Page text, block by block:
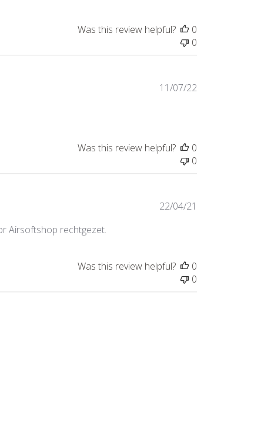
Was this review helpful?
0
0
Published
11/07/22
Was this review helpful?
0
0
Airsoftshop rechtgezet.
22/04/21
Was this review helpful?
0
0